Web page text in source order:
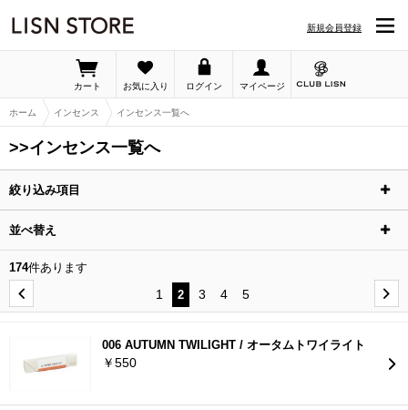
新規会員登録
カート お気に入り ログイン マイページ
ホーム インセンス インセンス一覧へ
>>インセンス一覧へ
絞り込み項目
並べ替え
174件あります
1 2 3 4 5
006 AUTUMN TWILIGHT / オータムトワイライト
￥550